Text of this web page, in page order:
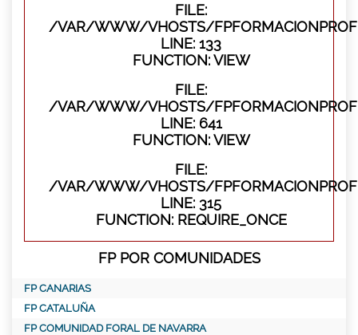
FILE:
/VAR/WWW/VHOSTS/
LINE: 133
FUNCTION: VIEW
FILE:
/VAR/WWW/VHOSTS/
LINE: 641
FUNCTION: VIEW
FILE:
/VAR/WWW/VHOSTS/
LINE: 315
FUNCTION: REQUIRE_ONCE
FP POR COMUNIDADES
FP CANARIAS
FP CATALUÑA
FP COMUNIDAD FORAL DE NAVARRA